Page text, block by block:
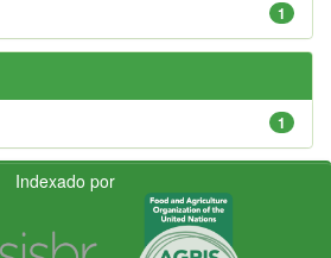
1
1
Indexado por